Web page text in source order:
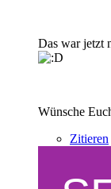
Das war jetzt
Wünsche
Zitieren